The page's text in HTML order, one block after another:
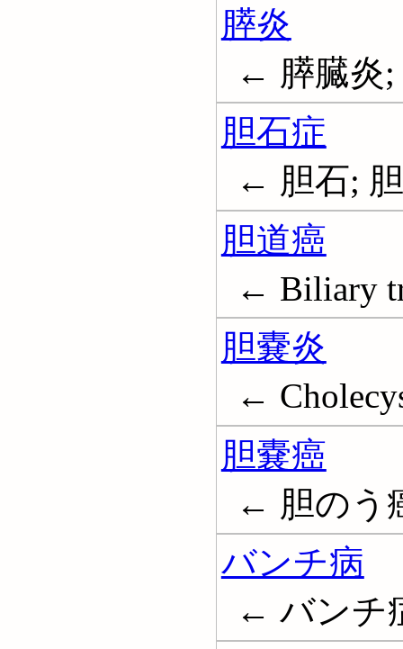
膵炎
← 膵臓炎;
胆石症
← 胆石;
胆道癌
← Biliary
胆嚢炎
←
胆嚢癌
← 胆のう
バンチ病
← バンチ